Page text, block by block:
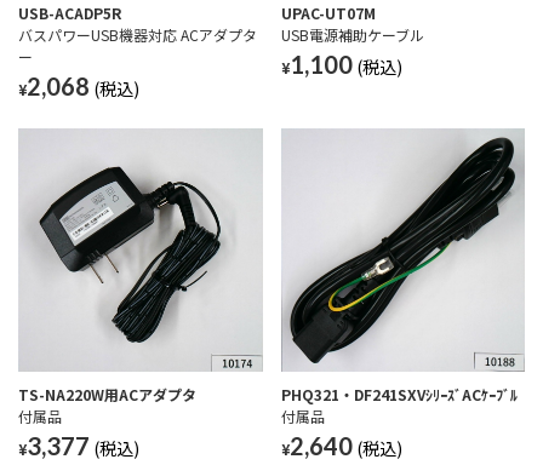
USB-ACADP5R
バスパワーUSB機器対応 ACアダプタ
ー
¥2,068
UPAC-UT07M
USB電源補助ケーブル
¥1,100
TS-NA220W用ACアダプタ
付属品
¥3,377
PHQ321・DF241SXVｼﾘｰｽﾞACｹｰﾌﾞﾙ
付属品
¥2,640